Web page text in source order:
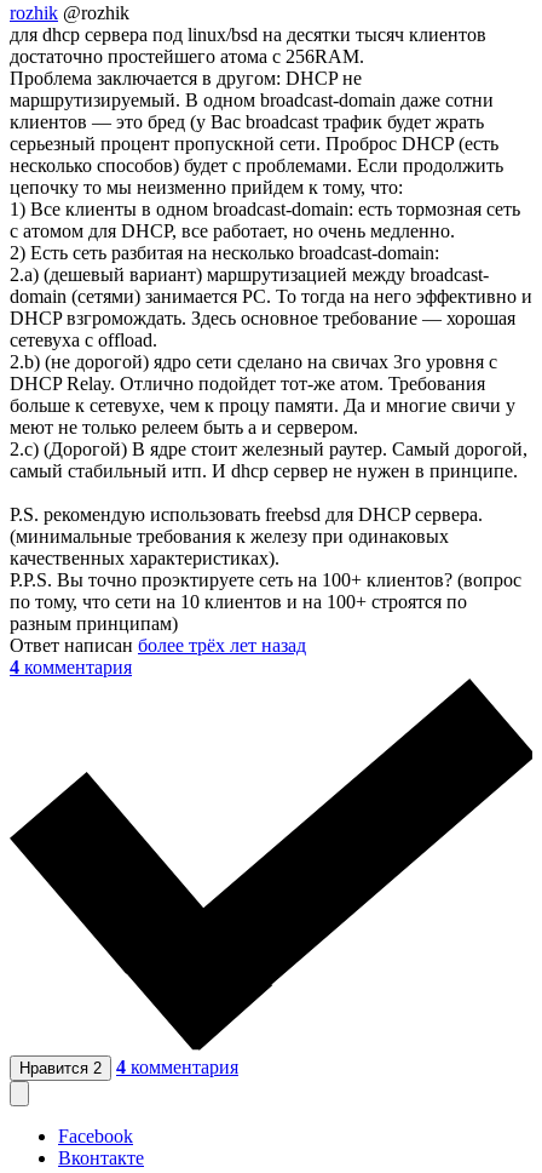
rozhik @rozhik
для dhcp сервера под linux/bsd на десятки тысяч клиентов
достаточно простейшего атома с 256RAM.
Проблема заключается в другом: DHCP не
маршрутизируемый. В одном broadcast-domain даже сотни
клиентов — это бред (у Вас broadcast трафик будет жрать
серьезный процент пропускной сети. Проброс DHCP (есть
несколько способов) будет с проблемами. Если продолжить
цепочку то мы неизменно прийдем к тому, что:
1) Все клиенты в одном broadcast-domain: есть тормозная сеть
с атомом для DHCP, все работает, но очень медленно.
2) Есть сеть разбитая на несколько broadcast-domain:
2.a) (дешевый вариант) маршрутизацией между broadcast-
domain (сетями) занимается PC. То тогда на него эффективно и
DHCP взгромождать. Здесь основное требование — хорошая
сетевуха с offload.
2.b) (не дорогой) ядро сети сделано на свичах 3го уровня c
DHCP Relay. Отлично подойдет тот-же атом. Требования
больше к сетевухе, чем к процу памяти. Да и многие свичи у
меют не только релеем быть а и сервером.
2.с) (Дорогой) В ядре стоит железный раутер. Самый дорогой,
самый стабильный итп. И dhcp сервер не нужен в принципе.
P.S. рекомендую использовать freebsd для DHCP сервера.
(минимальные требования к железу при одинаковых
качественных характеристиках).
P.P.S. Вы точно проэктируете сеть на 100+ клиентов? (вопрос
по тому, что сети на 10 клиентов и на 100+ строятся по
разным принципам)
Ответ написан более трёх лет назад
4 комментария
Нравится 2 4 комментария
Facebook
Вконтакте